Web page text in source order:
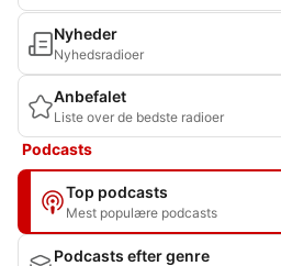
Nyheder
Nyhedsradioer
Anbefalet
Liste over de bedste radioer
Podcasts
Top podcasts
Mest populære podcasts
Podcasts efter genre